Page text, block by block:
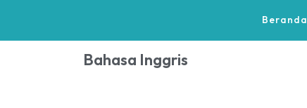
Beranda
Bahasa Inggris